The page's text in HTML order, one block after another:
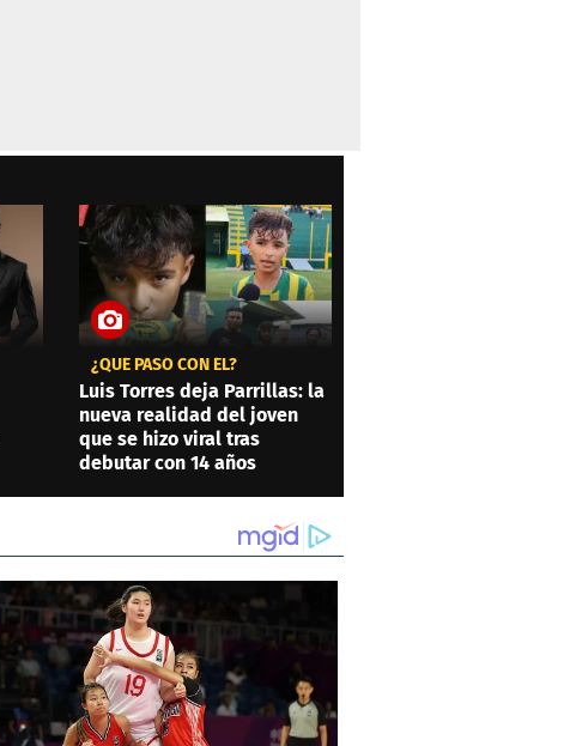
¿QUÉ PASÓ CON ÉL?
Luis Torres deja Parrillas: la
nueva realidad del joven
que se hizo viral tras
debutar con 14 años